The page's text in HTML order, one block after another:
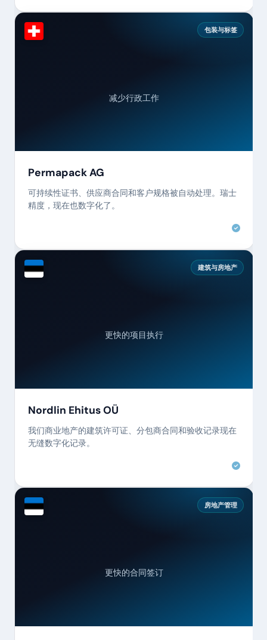
包装与标签
减少行政工作
Permapack AG
可持续性证书、供应商合同和客户规格被自动处理。瑞士
精度，现在也数字化了。
建筑与房地产
更快的项目执行
Nordlin Ehitus OÜ
我们商业地产的建筑许可证、分包商合同和验收记录现在
无缝数字化记录。
房地产管理
更快的合同签订